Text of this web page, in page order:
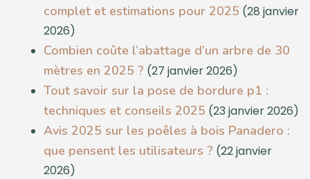
complet et estimations pour 2025 (28 janvier
2026)
Combien coûte l’abattage d’un arbre de 30
mètres en 2025 ? (27 janvier 2026)
Tout savoir sur la pose de bordure p1 :
techniques et conseils 2025 (23 janvier 2026)
Avis 2025 sur les poêles à bois Panadero :
que pensent les utilisateurs ? (22 janvier
2026)